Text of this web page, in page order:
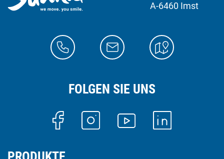
A-6460 Imst
FOLGEN SIE UNS